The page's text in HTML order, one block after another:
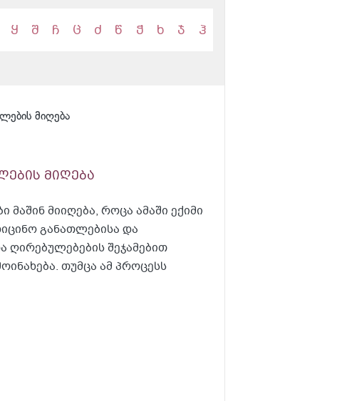
ყ შ ჩ ც ძ წ ჭ ხ ჯ ჰ
მიღება
მიღება
მიიღება, როცა ამაში ექიმი
განათლებისა და
ღირებულებების შეჯამებით
თუმცა ამ პროცესს